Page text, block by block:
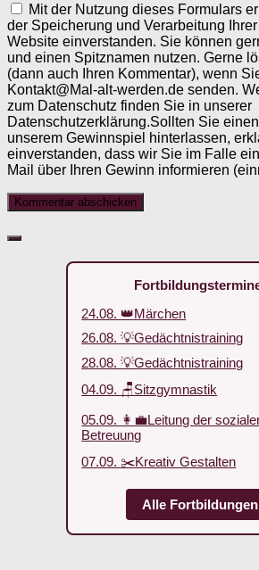
Mit der Nutzung dieses Formulars
der Speicherung und Verarbeitung
Website einverstanden. Sie können
und einen Spitznamen nutzen. Gerne
(dann auch Ihren Kommentar), wenn
Kontakt@Mal-alt-werden.de senden.
zum Datenschutz finden Sie in unserer
Datenschutzerklärung.Sollten Sie
unserem Gewinnspiel hinterlassen,
einverstanden, dass wir Sie im Falle
Mail über Ihren Gewinn informieren
24.08. 👑Märchen
26.08. 💡Gedächtnistraining
28.08. 💡Gedächtnistraining
04.09. 🪑Sitzgymnastik
05.09. 👩‍💼Leitung der
Betreuung
07.09. ✂️Kreativ Gestalten
Alle Fortbildungen